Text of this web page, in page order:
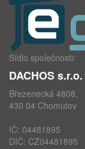
Sídlo společnosti:
DACHOS s.r.o.
Březenecká 4808,
430 04 Chomutov
IČ: 04481895
DIČ: CZ04481895